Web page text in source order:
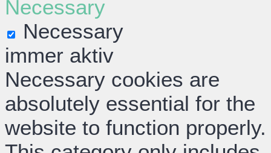
Necessary
Necessary
immer aktiv
Necessary cookies are
absolutely essential for the
website to function properly.